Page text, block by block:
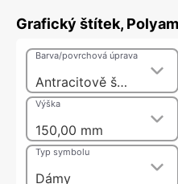
Grafický štítek,
Antracitově šedá
Barva/povrchová úprava
150,00 mm
Výška
Dámy
Typ symbolu